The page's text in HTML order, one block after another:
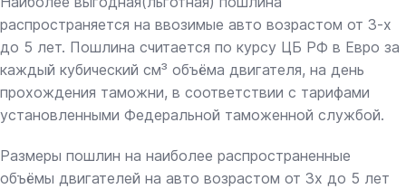
распространяется на ввозимые авто возрастом от 3-х
до 5 лет. Пошлина считается по курсу ЦБ РФ в Евро за
каждый кубический см³ объёма двигателя, на день
прохождения таможни, в соответствии с тарифами
установленными Федеральной таможенной службой.
Размеры пошлин на наиболее распространенные
объёмы двигателей на авто возрастом от 3х до 5 лет